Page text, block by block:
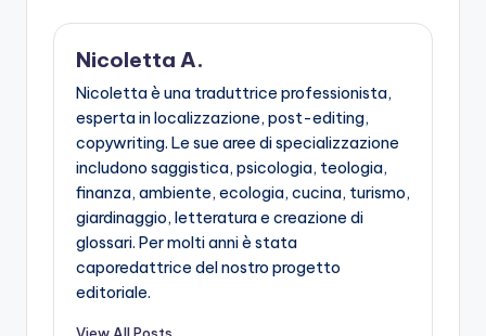
Nicoletta A.
Nicoletta è una traduttrice professionista,
esperta in localizzazione, post-editing,
copywriting. Le sue aree di specializzazione
includono saggistica, psicologia, teologia,
finanza, ambiente, ecologia, cucina, turismo,
giardinaggio, letteratura e creazione di
glossari. Per molti anni è stata
caporedattrice del nostro progetto
editoriale.